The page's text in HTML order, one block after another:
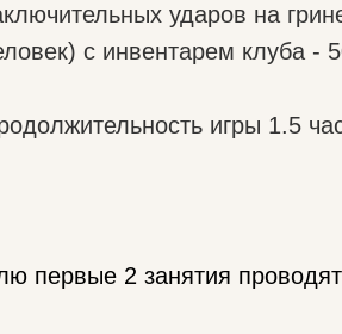
ударов на
с инвентарем клуба -
игры 1.5
первые 2 занятия